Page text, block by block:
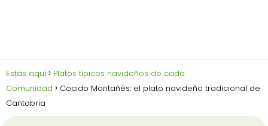
Estás aquí
Platos típicos navideños de cada
Comunidad
Cocido Montañés: el plato navideño tradicional de
Cantabria